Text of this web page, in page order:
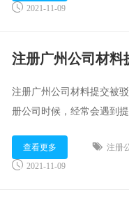
2021-11-09
注册广州公司材料提交被
册公司时候，经常会遇到
查看更多
注册
2021-11-09